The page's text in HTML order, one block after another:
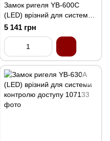
Замок ригеля YB-600C
(LED) врізний для системи
контролю доступу
5 141 грн